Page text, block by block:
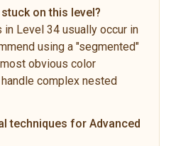
on this level?
Level 34 usually occur in
using a "segmented"
obvious color
complex nested
techniques for Advanced